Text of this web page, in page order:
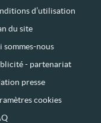
d’utilisation
du site
sommes-nous
- partenariat
presse
cookies